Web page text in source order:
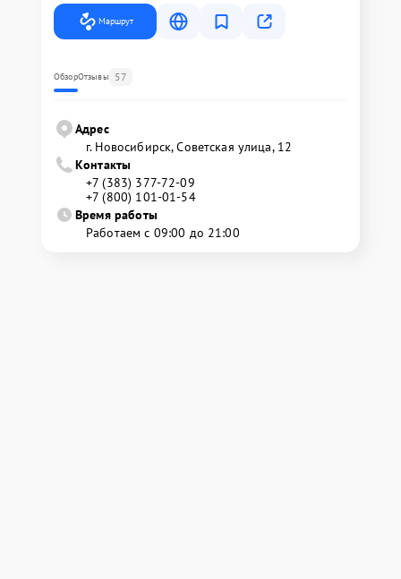
Маршрут
ОбзорОтзывы 57
Адрес
г. Новосибирск, Советская улица, 12
Контакты
+7 (383) 377-72-09
+7 (800) 101-01-54
Время работы
Работаем с 09:00 до 21:00